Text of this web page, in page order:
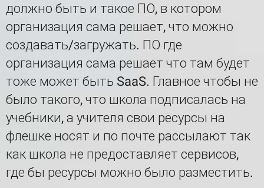
должно быть и такое ПО, в котором
организация сама решает, что можно
создавать/загружать. ПО где
организация сама решает что там будет
тоже может быть SaaS. Главное чтобы не
было такого, что школа подписалась на
учебники, а учителя свои ресурсы на
флешке носят и по почте рассылают так
как школа не предоставляет сервисов,
где бы ресурсы можно было разместить.